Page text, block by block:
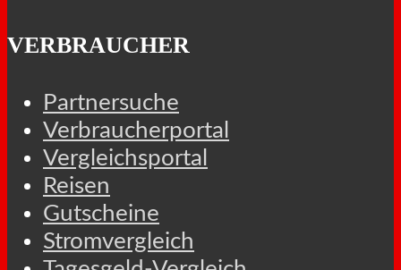
VERBRAUCHER
Partnersuche
Verbraucherportal
Vergleichsportal
Reisen
Gutscheine
Stromvergleich